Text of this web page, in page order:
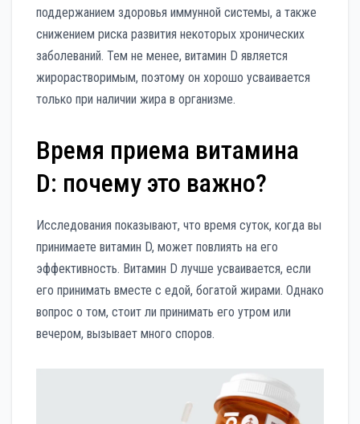
поддержанием здоровья иммунной системы, а также
снижением риска развития некоторых хронических
заболеваний. Тем не менее, витамин D является
жирорастворимым, поэтому он хорошо усваивается
только при наличии жира в организме.
Время приема витамина
D: почему это важно?
Исследования показывают, что время суток, когда вы
принимаете витамин D, может повлиять на его
эффективность. Витамин D лучше усваивается, если
его принимать вместе с едой, богатой жирами. Однако
вопрос о том, стоит ли принимать его утром или
вечером, вызывает много споров.